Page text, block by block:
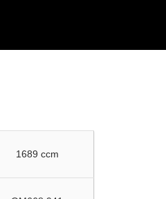
1689 ccm